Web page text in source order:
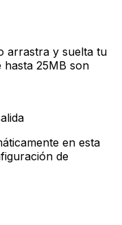
arrastra y suelta tu
hasta 25MB son
en esta
de